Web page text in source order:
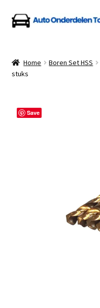
Ga
door
navigatie
Ga
naar
inhoud
Algemene Voorwaarden
Home Boren Set HSS
stuks
Save